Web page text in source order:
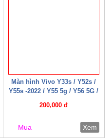
Màn hình Vivo Y33s / Y52s /
Y55s -2022 / Y55 5g / Y56 5G /
Y77e / Y72t / U5 / T2x / T1x /
200,000 đ
Mua Xem